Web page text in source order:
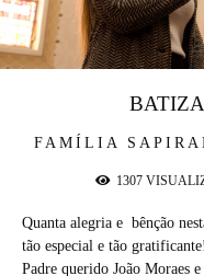
FAMÍLIA
1307
Quanta alegria e bênção
tão especial e tão gratificante!
Padre querido João Moraes